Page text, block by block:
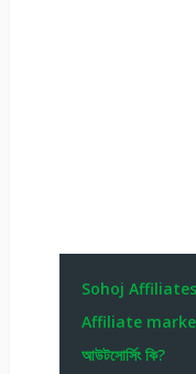
Sohoj Affiliates
Affiliate
আউটসোর্সিং কি?